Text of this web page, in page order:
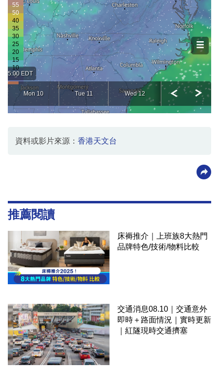
資料或影片來源： 香港天文台
推薦閱讀
床褥推介｜上班族8大熱門
品牌特色/技術/物料比較
交通消息08.10｜交通意外
即時＋路面情況｜實時更新
｜紅隧現時交通擠塞